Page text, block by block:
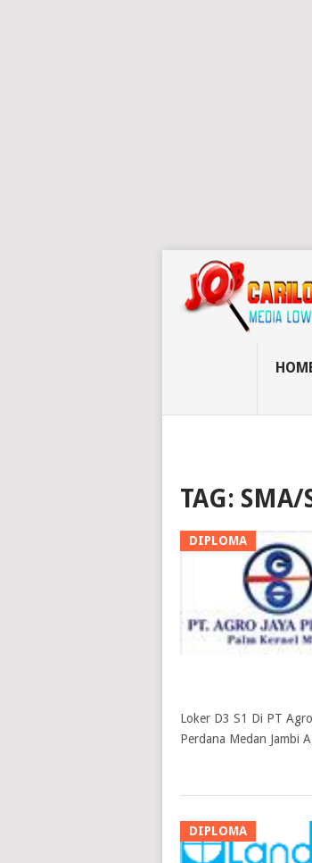
TAG: SMA/
DIPLOMA
Loker D3 S1 Di PT
Perdana Medan Jambi
DIPLOMA